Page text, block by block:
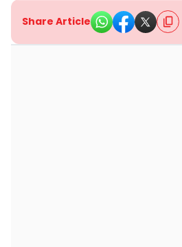
Share Article